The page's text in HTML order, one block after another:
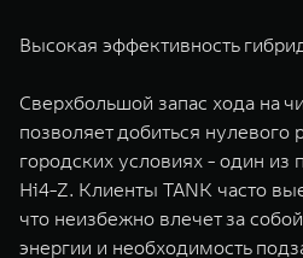
Высокая эффективность
Сверхбольшой запас хода на
позволяет добиться нулевого
городских условиях - один из
Hi4-Z. Клиенты TANK часто
что неизбежно влечет за
энергии и необходимость